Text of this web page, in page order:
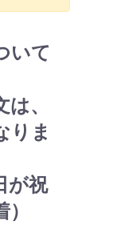
いて
、
りま
が祝